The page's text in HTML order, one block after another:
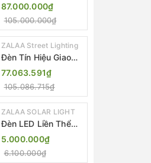
Thông Di Động Năng
Lượng Mặt Trời
ZALAA ZL-300A-D
87.000.000₫
105.000.000₫
ZALAA Street Lighting
Đèn Tín Hiệu Giao
Thông Di Động Năng
Lượng Mặt Trời
ZALAA ZL-409300C
77.063.591₫
105.086.715₫
ZALAA SOLAR LIGHT
Đèn LED Liền Thể
ZALAA Solar Street
Light ZKC-TG 20W
25W 30W All In One
5.000.000₫
6.100.000₫